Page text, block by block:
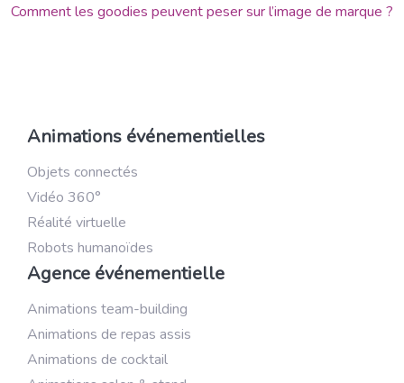
Comment les goodies peuvent peser sur l’image de marque ?
Animations événementielles
Objets connectés
Vidéo 360°
Réalité virtuelle
Robots humanoïdes
Agence événementielle
Animations team-building
Animations de repas assis
Animations de cocktail